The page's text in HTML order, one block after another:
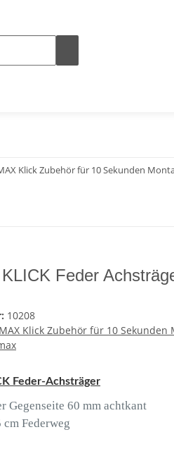
Klick Zubehör für 10 Sekunden
Feder
10208
Klick Zubehör für 10 Sekunden
Feder-Achsträger
Gegenseite 60 mm achtkant
Federweg